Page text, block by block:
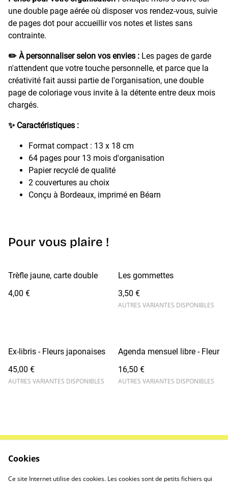
une double page aérée où disposer vos rendez-vous, suivie
de pages dot pour accueillir vos notes et listes sans
contrainte.
✏️ À personnaliser selon vos envies : Les pages de garde
n'attendent que votre touche personnelle, et parce que la
créativité fait aussi partie de l'organisation, une double
page de coloriage vous invite à la détente entre deux mois
chargés.
✨ Caractéristiques :
Format compact : 13 x 18 cm
64 pages pour 13 mois d'organisation
Papier recyclé de qualité
2 couvertures au choix
Conçu à Bordeaux, imprimé en Béarn
Pour vous plaire !
Trèfle jaune, carte double
4,00 €
Les gommettes
3,50 €
AUTRES VARIANTES DISPONIBLES
Ex-libris - Fleurs japonaises
45,00 €
AUTRES VARIANTES DISPONIBLES
Agenda mensuel libre - Fleur
16,50 €
AUTRES VARIANTES DISPONIBLES
Politique de
Politique de cookies
Cookies
Ce site Internet utilise des cookies. Les cookies sont de petits fichiers qui